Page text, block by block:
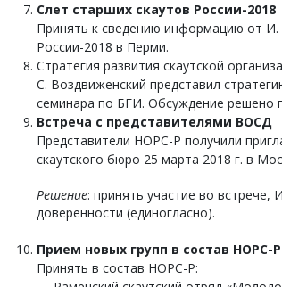
Слет старших скаутов России-2018
Принять к сведению информацию от И.
России-2018 в Перми.
Стратегия развития скаутской
С. Воздвиженский представил
семинара по БГИ. Обсуждение решено
Встреча с представителями ВОСД
Представители НОРС-Р получили
скаутского бюро 25 марта 2018 г. в
Решение: принять участие во
доверенности (единогласно).
Прием новых групп в состав НОРС-Р
Принять в состав НОРС-Р: